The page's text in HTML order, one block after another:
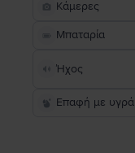
Κάμερες
Μπαταρία
Ήχος
Επαφή με υγρά